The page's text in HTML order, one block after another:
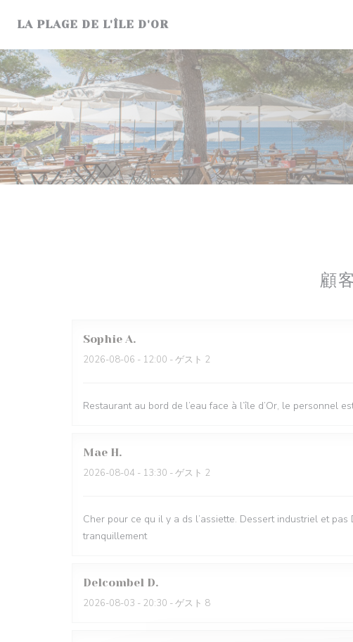
LA PLAGE DE L'ÎLE D'OR
顧
Sophie A
2026-08-06 - 12:00 - ゲスト 2
Restaurant au bord de l’eau face à l’île d’Or, le personnel
Mae H
2026-08-04 - 13:30 - ゲスト 2
Cher pour ce qu il y a ds l’assiette. Dessert industriel et
tranquillement
Delcombel D
2026-08-03 - 20:30 - ゲスト 8